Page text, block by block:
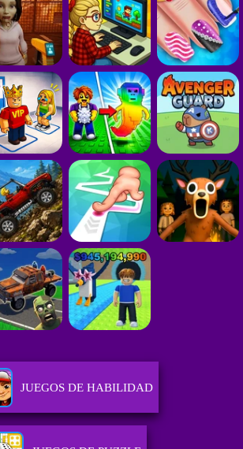
JUEGOS DE HABILIDAD